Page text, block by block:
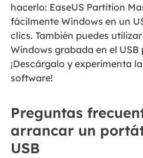
hacerlo: EaseUS Partition
fácilmente Windows en un
clics. También puedes
Windows grabada en el USB
¡Descárgalo y experimenta
software!
Preguntas
arrancar un
USB